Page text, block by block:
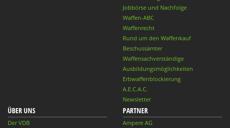
Jobbörse und Nachfolge
Waffen-ABC
Waffenrecht
Rund um den Waffenkauf
Beschussämter
Waffensachverständige
Ausbildungsmöglichkeiten
Erbwaffenblockierung
A.E.C.A.C.
Newsletter
ÜBER UNS
Der VDB
PARTNER
Ampere AG